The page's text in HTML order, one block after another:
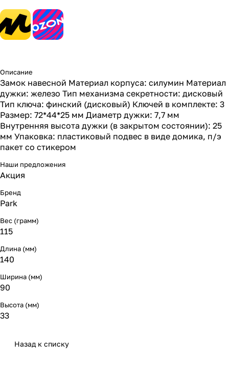
Описание
Замок навесной Материал корпуса: силумин Материал
дужки: железо Тип механизма секретности: дисковый
Тип ключа: финский (дисковый) Ключей в комплекте: 3
Размер: 72*44*25 мм Диаметр дужки: 7,7 мм
Внутренняя высота дужки (в закрытом состоянии): 25
мм Упаковка: пластиковый подвес в виде домика, п/э
пакет со стикером
Наши предложения
Акция
Бренд
Park
Вес (грамм)
115
Длина (мм)
140
Ширина (мм)
90
Высота (мм)
33
Назад к списку